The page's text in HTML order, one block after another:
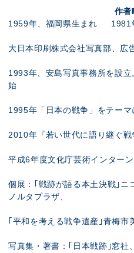
作者
1959年、福岡県生まれ 1981
大日本印刷株式会社写真部、広
1993年、安島写真事務所を設
始
1995年「日本の戦争」をテー
2010年『若い世代に語り継ぐ
平成6年度文化庁芸術インター
個展：｢戦跡が語る本土決戦｣ニ
ノルタプラザ、
｢平和を考える戦争遺産｣青梅
写真集・著書：｢日本戦跡｣窓社